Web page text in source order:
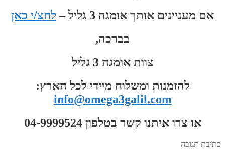
אם מעניינים אותך אומגה 3 גליל –
לחצ/י כאן
בברכה,
צוות אומגה 3 גליל
להזמנות ומשלוח מיידי לכל הארץ:
info@omega3galil.com
או צרו איתנו קשר בטלפון 04-9999524
כתיבת תגובה